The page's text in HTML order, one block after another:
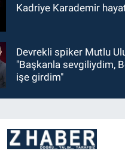
Kadriye Karademir
Devrekli spiker Mutlu
"Başkanla sevgiliydim,
işe girdim"